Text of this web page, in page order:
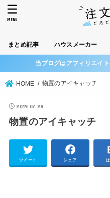
まとめ記事 ハウスメーカー
MENU
当ブログはアフィリエイ
HOME 物置のアイキャッチ
2019.07.28
物置のアイキャッチ
ツイート シェア